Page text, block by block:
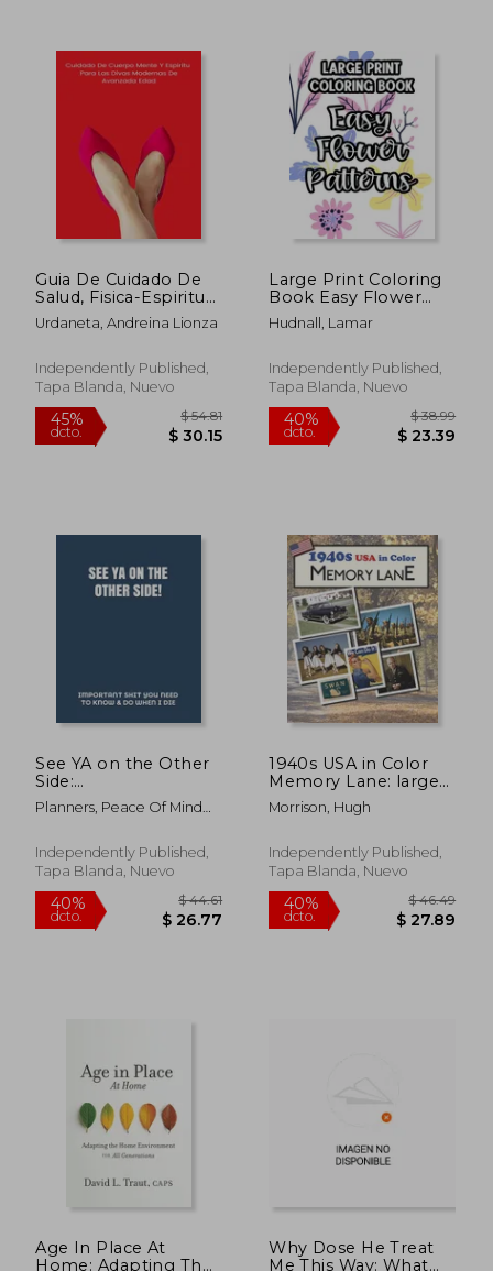
40%
dcto.
40%
dcto.
40%
dcto.
Guia De Cuidado De
Salud, Fisica-Espiritual
Para La Mujer De
Avanzada Edad: Viva
Urdaneta, Andreina Lionza
Independently Published,
Tapa Blanda, Nuevo
Large Print Coloring
Book Easy Flower
Patterns: Floral
Coloring Sheets For
Calming Designs And
Illustrations To Color
Hudnall, Lamar
Independently Published,
Tapa Blanda, Nuevo
See YA on the Other
Side:
*HumorousTheme
Final Wishes Checklist
Planning Organizer*
(en Inglés)
Planners, Peace Of Mind
Independently Published,
Tapa Blanda, Nuevo
1940s USA in Color
Memory Lane: large
print book for
dementia patients
Morrison, Hugh
Independently Published,
Tapa Blanda, Nuevo
Age In Place At
Home: Adapting The
Why Dose He Treat
Me This Way: What